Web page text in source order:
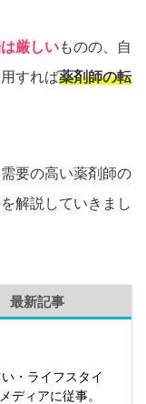
厳しいものの、自
すれば薬剤師の転
要の高い薬剤師の
解説していきまし
最新記事
・ライフスタイ
ディアに従事。